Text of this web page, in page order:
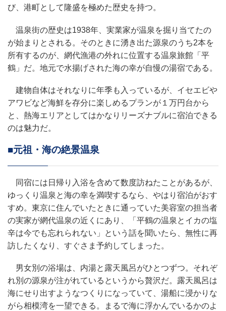
び、港町として隆盛を極めた歴史を持つ。
温泉街の歴史は1938年、実業家が温泉を掘り当てたの
が始まりとされる。そのときに湧き出た源泉のうち2本を
所有するのが、網代漁港の外れに位置する温泉旅館「平
鶴」だ。地元で水揚げされた海の幸が自慢の湯宿である。
建物自体はそれなりに年季も入っているが、イセエビや
アワビなど海鮮を存分に楽しめるプランが１万円台から
と、熱海エリアとしてはかなりリーズナブルに宿泊できる
のは魅力だ。
■元祖・海の絶景温泉
同宿には日帰り入浴を含めて数度訪ねたことがあるが、
ゆっくり温泉と海の幸を満喫するなら、やはり宿泊がおす
すめ。東京に住んでいたときに通っていた美容室の担当者
の実家が網代温泉の近くにあり、「平鶴の温泉とイカの塩
辛は今でも忘れられない」という話を聞いたら、無性に再
訪したくなり、すぐさま予約してしまった。
男女別の浴場は、内湯と露天風呂がひとつずつ。それぞ
れ別の源泉が注がれているというから贅沢だ。露天風呂は
海にせり出すようなつくりになっていて、湯船に浸かりな
がら相模湾を一望できる。まるで海に浮かんでいるかのよ